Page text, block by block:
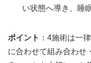
い状態へ導き、睡
ポイント ：4施術は一
に合わせて組み合わせ